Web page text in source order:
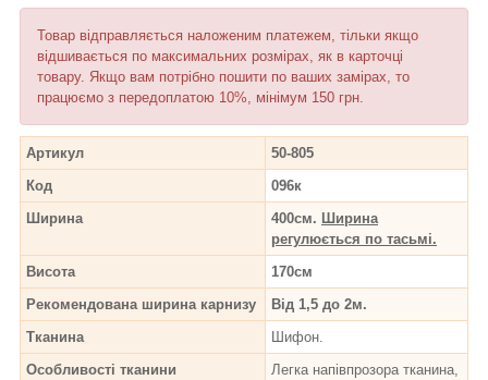
Товар відправляється наложеним платежем, тільки якщо
відшивається по максимальних розмірах, як в карточці
товару. Якщо вам потрібно пошити по ваших замірах, то
працюємо з передоплатою 10%, мінімум 150 грн.
Артикул
50-805
Код
096к
Ширина
400см. Ширина
регулюється по тасьмі.
Висота
170см
Рекомендована ширина карнизу
Від 1,5 до 2м.
Тканина
Шифон.
Особливості тканини
Легка напівпрозора тканина,